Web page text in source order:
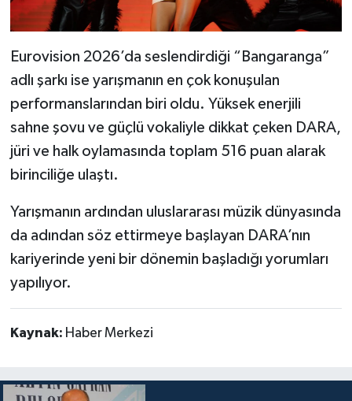
Eurovision 2026’da seslendirdiği “Bangaranga”
adlı şarkı ise yarışmanın en çok konuşulan
performanslarından biri oldu. Yüksek enerjili
sahne şovu ve güçlü vokaliyle dikkat çeken DARA,
jüri ve halk oylamasında toplam 516 puan alarak
birinciliğe ulaştı.
Yarışmanın ardından uluslararası müzik dünyasında
da adından söz ettirmeye başlayan DARA’nın
kariyerinde yeni bir dönemin başladığı yorumları
yapılıyor.
Kaynak: Haber Merkezi